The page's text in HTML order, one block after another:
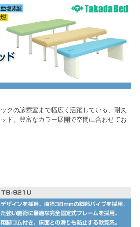
クの診察室まで幅広く活躍している、耐久
ド。豊富なカラー展開で空間に合わせてお